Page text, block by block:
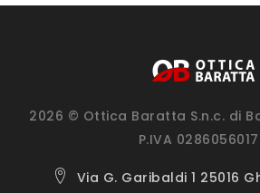
2026 © Ottica Baratta S.n.c. di
P.IVA
Via G. Garibaldi 1 25016